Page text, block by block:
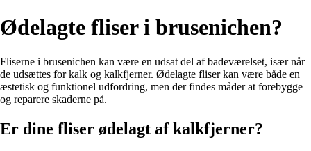
Ødelagte fliser i brusenichen?
Fliserne i brusenichen kan være en udsat del af badeværelset, især når
de udsættes for kalk og kalkfjerner. Ødelagte fliser kan være både en
æstetisk og funktionel udfordring, men der findes måder at forebygge
og reparere skaderne på.
Er dine fliser ødelagt af kalkfjerner?